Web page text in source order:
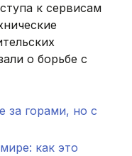
к сервисам
о борьбе с
за горами, но с
как это